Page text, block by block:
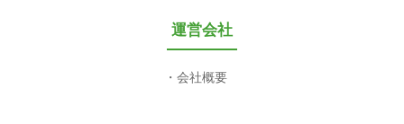
運営会社
会社概要